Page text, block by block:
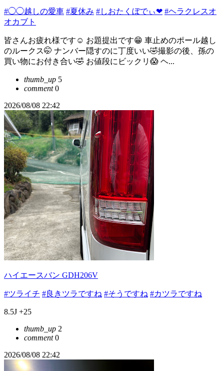
#◯◯越しの愛車 #夏休み #しおたくぼでぃ❤ #ヘラクレスオ
オカブト
皆さんお疲れ様です☺ お題提出です😁 車止めのポール越し
のルークス🤭 ナンバー隠すのに丁度いい🤣撮影の後、孫の
買い物にお付き合い🤣 お値段にビックリ😱 ヘ...
thumb_up 5
comment0
2026/08/08 22:42
ハイエースバン GDH206V
#ツライチ #良きツラですね #そうですね #カツラですね
8.5J +25
thumb_up 2
comment0
2026/08/08 22:42